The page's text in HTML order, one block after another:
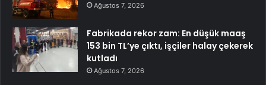
Ağustos 7, 2026
Fabrikada rekor zam: En düşük maaş
153 bin TL’ye çıktı, işçiler halay çekerek
kutladı
Ağustos 7, 2026